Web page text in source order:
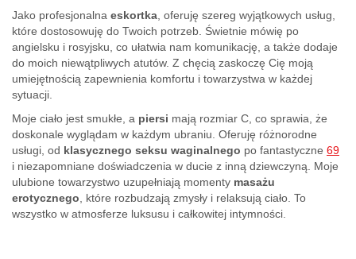
Jako profesjonalna eskortka, oferuję szereg wyjątkowych usług,
które dostosowuję do Twoich potrzeb. Świetnie mówię po
angielsku i rosyjsku, co ułatwia nam komunikację, a także dodaje
do moich niewątpliwych atutów. Z chęcią zaskoczę Cię moją
umiejętnością zapewnienia komfortu i towarzystwa w każdej
sytuacji.
Moje ciało jest smukłe, a piersi mają rozmiar C, co sprawia, że
doskonale wyglądam w każdym ubraniu. Oferuję różnorodne
usługi, od klasycznego seksu waginalnego po fantastyczne 69
i niezapomniane doświadczenia w ducie z inną dziewczyną. Moje
ulubione towarzystwo uzupełniają momenty masażu
erotycznego, które rozbudzają zmysły i relaksują ciało. To
wszystko w atmosferze luksusu i całkowitej intymności.